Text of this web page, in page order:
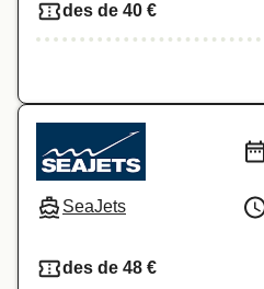
des de 40 €
SeaJets
des de 48 €